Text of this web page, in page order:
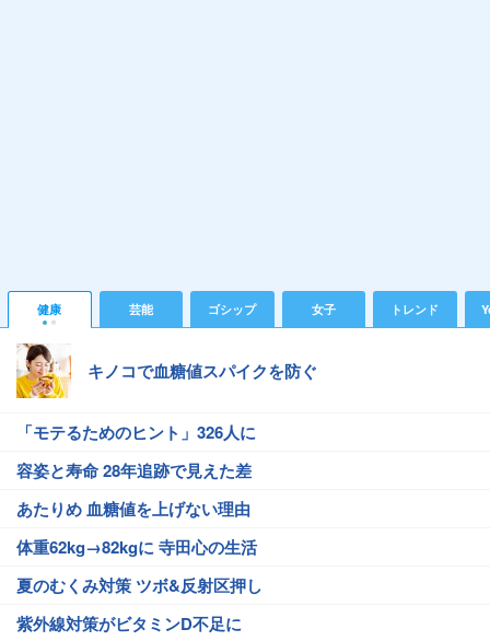
健康 芸能 ゴシップ 女子 トレンド
キノコで血糖値スパイクを防ぐ
「モテるためのヒント」326人に
容姿と寿命 28年追跡で見えた差
あたりめ 血糖値を上げない理由
体重62kg→82kgに 寺田心の生活
夏のむくみ対策 ツボ&反射区押し
紫外線対策がビタミンD不足に